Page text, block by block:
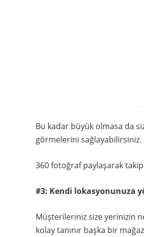
Bu kadar büyük olmasa da
görmelerini sağlayabilirsiniz.
360 fotoğraf paylaşarak
#3: Kendi lokasyonunuza
Müşterileriniz size yerinizin
kolay tanınır başka bir